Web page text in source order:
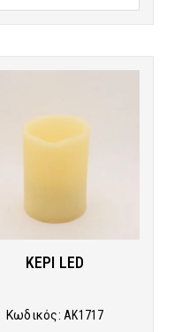
ΚΕΡΙ LED
Κωδικός: AK1717